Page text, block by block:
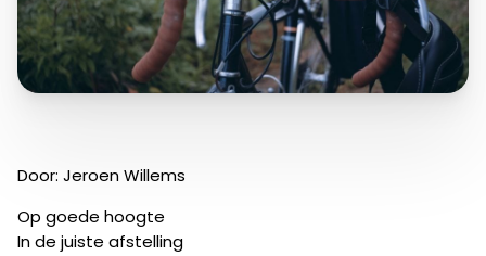
Door: Jeroen Willems
Op goede hoogte
In de juiste afstelling